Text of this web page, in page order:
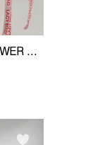
“MYSTERY OF FEELINGS” FLOWER BASKET